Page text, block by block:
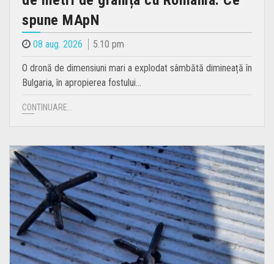
spune MApN
08 aug. 2026 5.10 pm
O dronă de dimensiuni mari a explodat sâmbătă dimineață în
Bulgaria, în apropierea fostului…
CONTINUARE...